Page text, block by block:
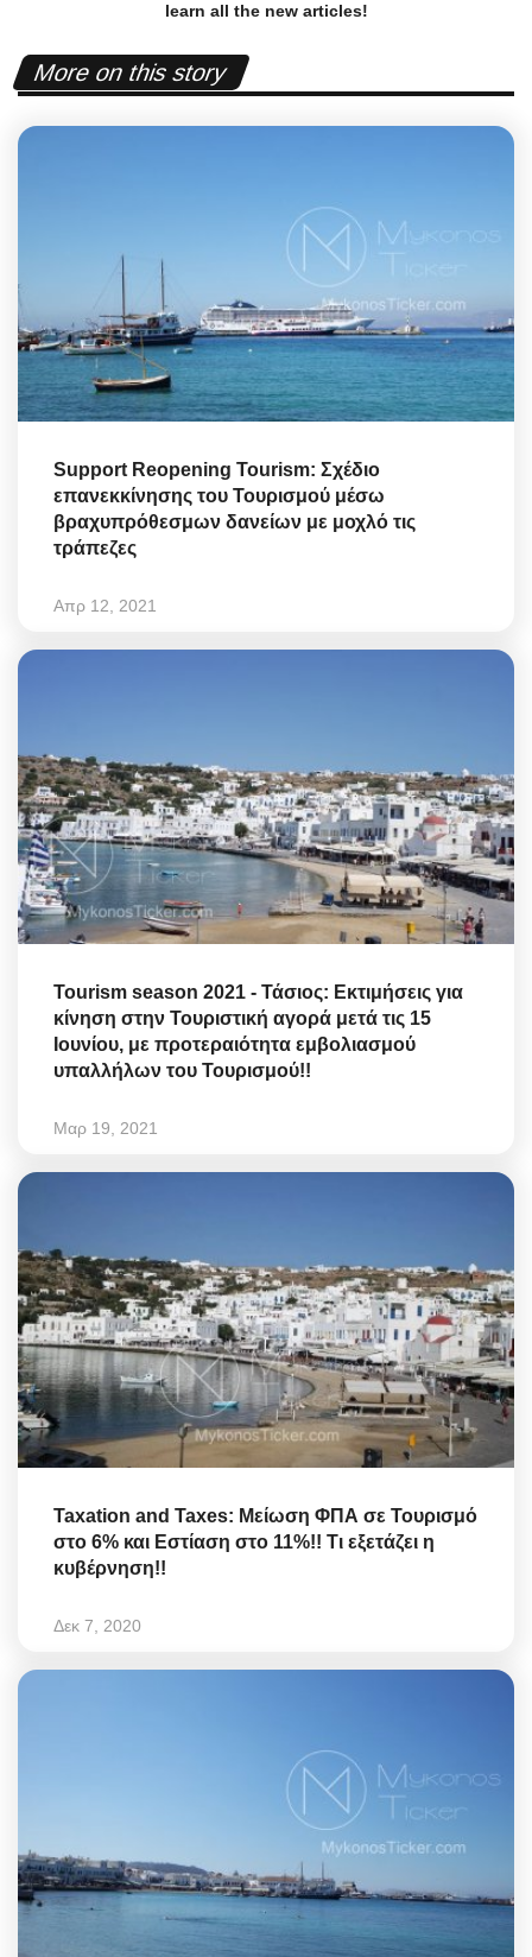
learn all the new articles!
More on this story
Support Reopening Tourism: Σχέδιο
επανεκκίνησης του Τουρισμού μέσω
βραχυπρόθεσμων δανείων με μοχλό τις
τράπεζες
Απρ 12, 2021
Tourism season 2021 - Τάσιος: Εκτιμήσεις για
κίνηση στην Τουριστική αγορά μετά τις 15
Ιουνίου, με προτεραιότητα εμβολιασμού
υπαλλήλων του Τουρισμού!!
Μαρ 19, 2021
Taxation and Taxes: Μείωση ΦΠΑ σε Τουρισμό
στο 6% και Εστίαση στο 11%!! Τι εξετάζει η
κυβέρνηση!!
Δεκ 7, 2020